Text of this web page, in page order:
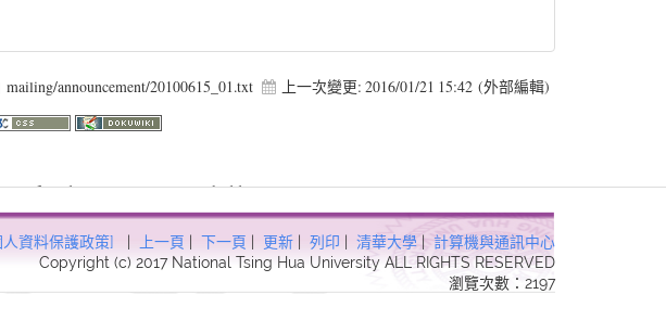
mailing/announcement/20100615_01.txt 上一次變更: 2016/01/21 15:42 (外部編輯)
人資料保護政策] | 上一頁 | 下一頁 | 更新 | 列印 | 清華大學 |計算機與通訊中心
Copyright (c) 2017 National Tsing Hua University ALL RIGHTS RESERVED
瀏覽次數：2197
failed! HTTP/1.1 403 Forbidden in